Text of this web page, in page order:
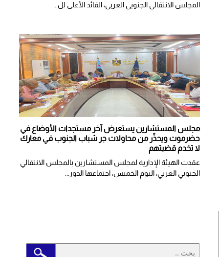
المجلس الانتقالي الجنوبي العربي، القائد الأعلى لل...
مجلس المستشارين يستعرض آخر مستجدات الأوضاع في
حضرموت ويحذّر من محاولات جر شباب الجنوب في معارك
لا تخدم قضيتهم
عقدت الهيئة الإدارية لمجلس المستشارين بالمجلس الانتقالي
الجنوبي العربي، اليوم الخميس، اجتماعها الدور...